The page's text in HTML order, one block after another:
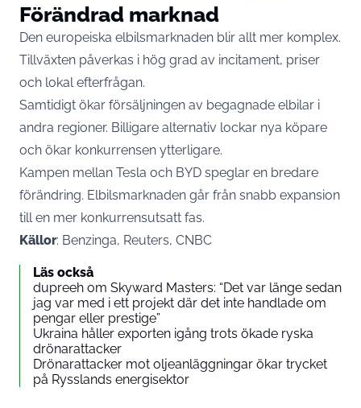
Förändrad marknad
Den europeiska elbilsmarknaden blir allt mer komplex.
Tillväxten påverkas i hög grad av incitament, priser
och lokal efterfrågan.
Samtidigt ökar försäljningen av begagnade elbilar i
andra regioner. Billigare alternativ lockar nya köpare
och ökar konkurrensen ytterligare.
Kampen mellan Tesla och BYD speglar en bredare
förändring. Elbilsmarknaden går från snabb expansion
till en mer konkurrensutsatt fas.
Källor: Benzinga, Reuters, CNBC
Läs också
dupreeh om Skyward Masters: “Det var länge sedan
jag var med i ett projekt där det inte handlade om
pengar eller prestige”
Ukraina håller exporten igång trots ökade ryska
drönarattacker
Drönarattacker mot oljeanläggningar ökar trycket
på Rysslands energisektor